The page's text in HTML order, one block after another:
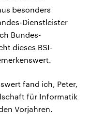
besonders
Dienstleister
Bundes-
dieses BSI-
fand ich, Peter,
für Informatik
Vorjahren.